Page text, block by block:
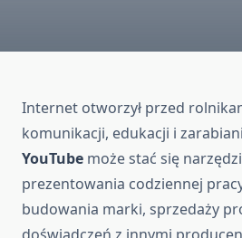
Internet otworzył przed
komunikacji, edukacji i
YouTube może stać się
prezentowania codziennej
budowania marki, sprzedaży